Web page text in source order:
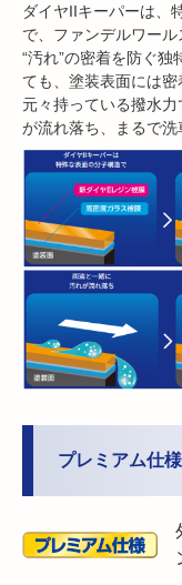
ダイヤIIキーパーは、
で、ファンデルワー
“汚れ”の密着を防ぐ
ても、塗装表面には密
元々持っている撥水
が流れ落ち、まるで洗
プレミアム仕様